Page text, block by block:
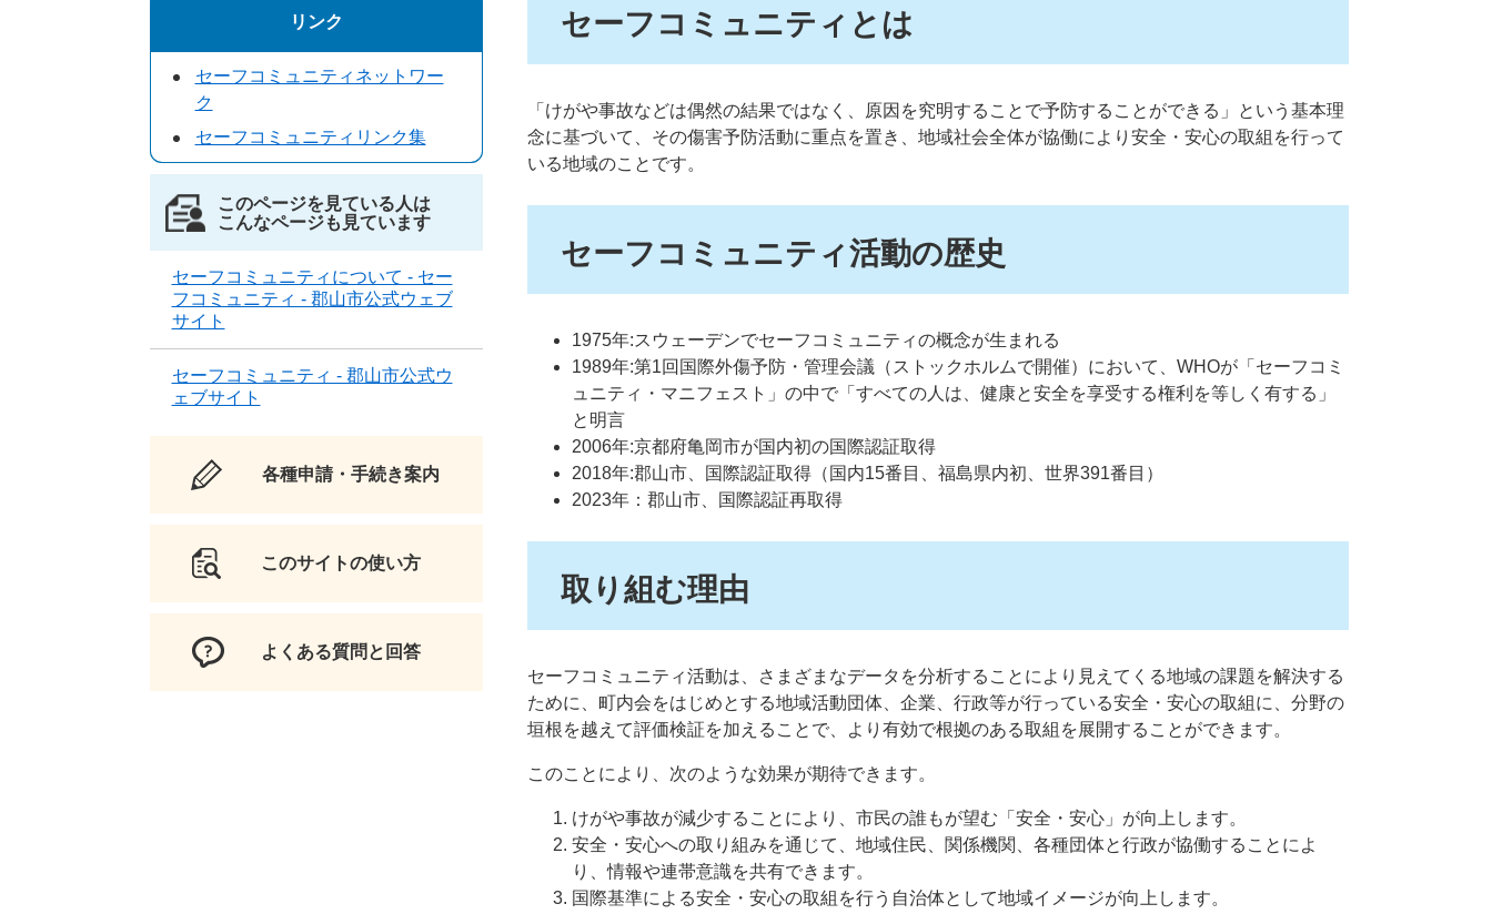
セーフコミュニティとは
「けがや事故などは偶然の結果ではなく、原因を究明することで予防することができる」という基本理
念に基づいて、その傷害予防活動に重点を置き、地域社会全体が協働により安全・安心の取組を行って
いる地域のことです。
セーフコミュニティ活動の歴史
1975年:スウェーデンでセーフコミュニティの概念が生まれる
1989年:第1回国際外傷予防・管理会議（ストックホルムで開催）において、WHOが「セーフコミ
ュニティ・マニフェスト」の中で「すべての人は、健康と安全を享受する権利を等しく有する」
と明言
2006年:京都府亀岡市が国内初の国際認証取得
2018年:郡山市、国際認証取得（国内15番目、福島県内初、世界391番目）
2023年：郡山市、国際認証再取得
取り組む理由
セーフコミュニティ活動は、さまざまなデータを分析することにより見えてくる地域の課題を解決する
ために、町内会をはじめとする地域活動団体、企業、行政等が行っている安全・安心の取組に、分野の
垣根を越えて評価検証を加えることで、より有効で根拠のある取組を展開することができます。
このことにより、次のような効果が期待できます。
けがや事故が減少することにより、市民の誰もが望む「安全・安心」が向上します。
安全・安心への取り組みを通じて、地域住民、関係機関、各種団体と行政が協働することによ
り、情報や連帯意識を共有できます。
国際基準による安全・安心の取組を行う自治体として地域イメージが向上します。
リンク
セーフコミュニティネットワー
ク
セーフコミュニティリンク集
このページを見ている人は
こんなページも見ています
セーフコミュニティについて - セー
フコミュニティ - 郡山市公式ウェブ
サイト
セーフコミュニティ - 郡山市公式ウ
ェブサイト
各種申請・手続き案内
このサイトの使い方
よくある質問と回答